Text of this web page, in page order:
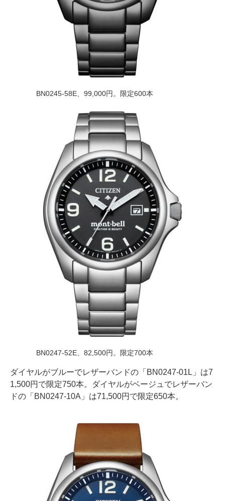
BN0245-58E、99,000円。限定600本
BN0247-52E、82,500円。限定700本
ダイヤルがブルーでレザーバンドの「BN0247-01L」は7
1,500円で限定750本。ダイヤルがベージュでレザーバン
ドの「BN0247-10A」は71,500円で限定650本。